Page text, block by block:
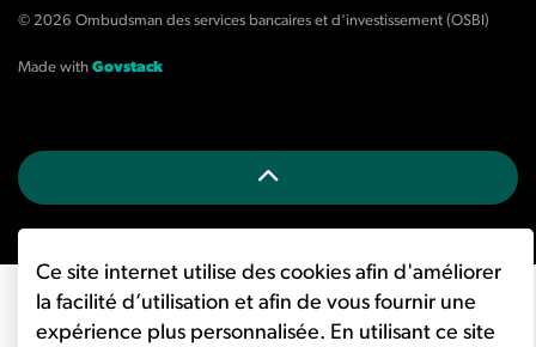
© 2026 Ombudsman des services bancaires et d'investissement (OSBI)
Made with Govstack
Ce site internet utilise des cookies afin d'améliorer
la facilité d’utilisation et afin de vous fournir une
expérience plus personnalisée. En utilisant ce site